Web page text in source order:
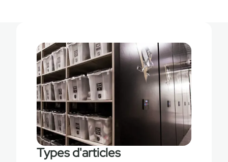
Types d'articles